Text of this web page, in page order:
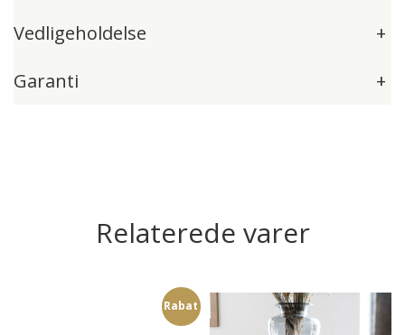
Vedligeholdelse
+
Garanti
+
Relaterede varer
Rabat